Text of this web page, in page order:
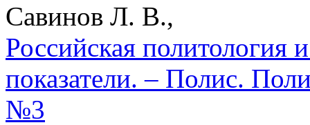
Савинов Л. В.,
Российская политология
показатели. – Полис.
№3